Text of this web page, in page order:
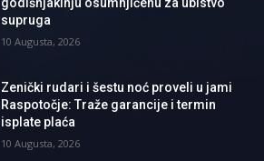
supruga
10 Augusta, 2026
Zenički rudari i šestu noć proveli u jami
Raspotočje: Traže garancije i termin
isplate plaća
10 Augusta, 2026